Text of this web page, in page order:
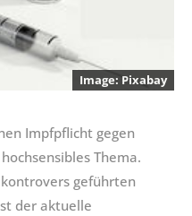
Pixabay
Impfpflicht gegen
Thema.
geführten
der aktuelle